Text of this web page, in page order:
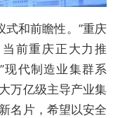
和前瞻性。”重庆
前重庆正大力推
现代制造业集群系
万亿级主导产业集
名片，希望以安全